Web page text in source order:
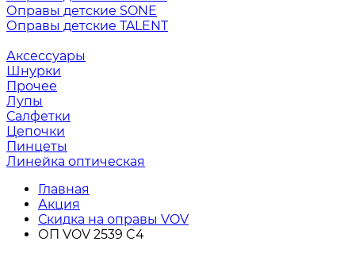
Оправы детские SONE
Оправы детские TALENT
Аксессуары
Шнурки
Прочее
Лупы
Салфетки
Цепочки
Пинцеты
Линейка оптическая
Главная
Акция
Скидка на оправы VOV
ОП VOV 2539 C4